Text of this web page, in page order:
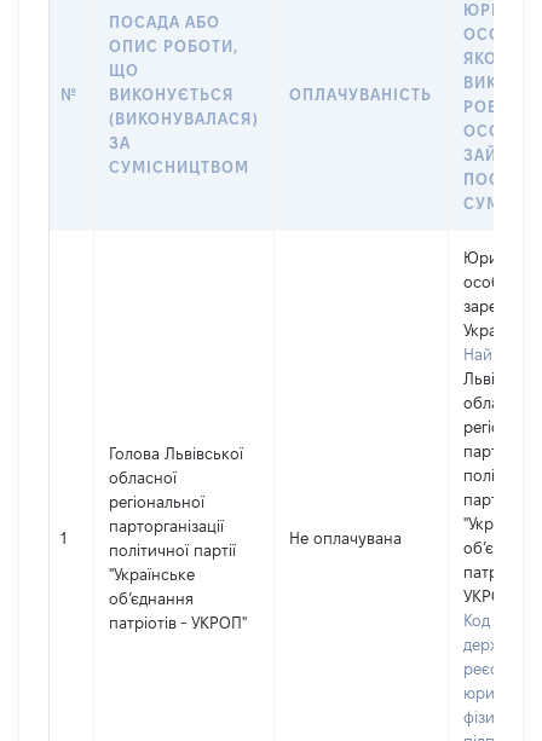
№
ПОСАДА АБО
ОПИС РОБОТИ,
ЩО
ВИКОНУЄТЬСЯ
(ВИКОНУВАЛАСЯ)
ЗА
СУМІСНИЦТВОМ
ОПЛАЧУВАНІСТЬ
ОСОБА,
ЯКОЇ
РОБОТА
ОСОБА
ПОСАДУ
1
Голова Львівської
обласної
регіональної
парторганізації
політичної партії
"Українське
об’єднання
патріотів - УКРОП"
Не оплачувана
Юридична
особа,
Україні
Львівська
обласна
політичної
партії
патріотів -
УКРОП"
Код в
реєстрі
фізичних